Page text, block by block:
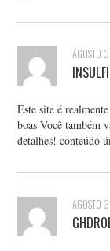
Este site é
boas Você também
detalhes! conteúdo
AGOSTO